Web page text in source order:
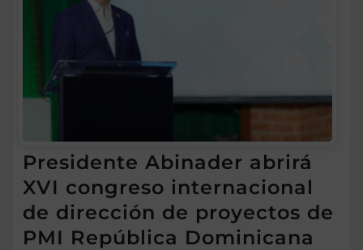
Presidente Abinader abrirá
XVI congreso internacional
de dirección de proyectos de
PMI República Dominicana